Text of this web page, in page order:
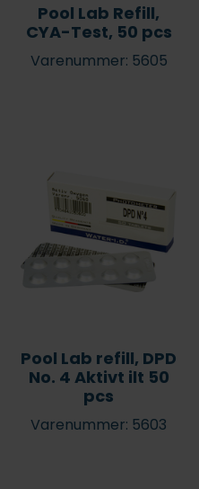
Pool Lab Refill,
CYA-Test, 50 pcs
Varenummer: 5605
Pool Lab refill, DPD
No. 4 Aktivt ilt 50
pcs
Varenummer: 5603